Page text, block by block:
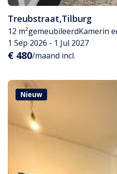
Treubstraat,Tilburg
12 m²gemeubileerdKamerin
1 Sep 2026 - 1 Jul 2027
€ 480/maand incl.
Nieuw